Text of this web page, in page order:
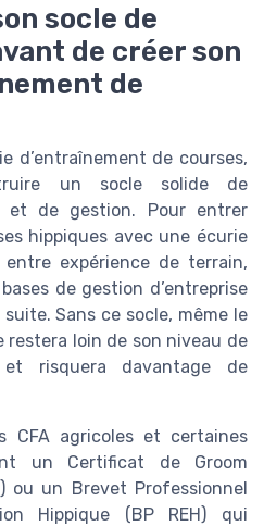
socle de
de créer son
de
d’entraînement de courses,
un socle solide de
et de gestion. Pour entrer
hippiques avec une écurie
entre expérience de terrain,
de gestion d’entreprise
Sans ce socle, même le
restera loin de son niveau de
et risquera davantage de
CFA agricoles et certaines
un Certificat de Groom
ou un Brevet Professionnel
Hippique (BP REH) qui